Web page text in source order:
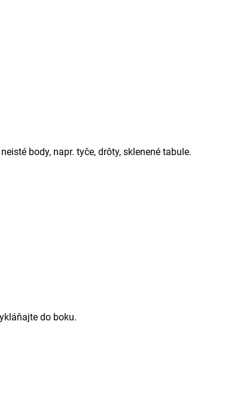
body, napr. tyče, drôty, sklenené tabule.
do boku.